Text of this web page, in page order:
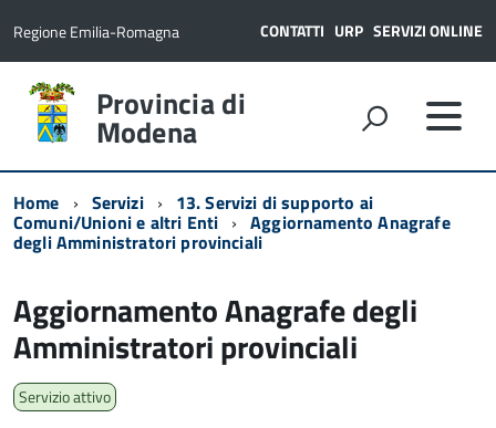
Regione Emilia-Romagna CONTATTI URP SERVIZI ONLINE
Provincia di
Modena
Home Servizi 13. Servizi di supporto ai
Comuni/Unioni e altri Enti Aggiornamento Anagrafe
degli Amministratori provinciali
Aggiornamento Anagrafe degli
Amministratori provinciali
Servizio attivo